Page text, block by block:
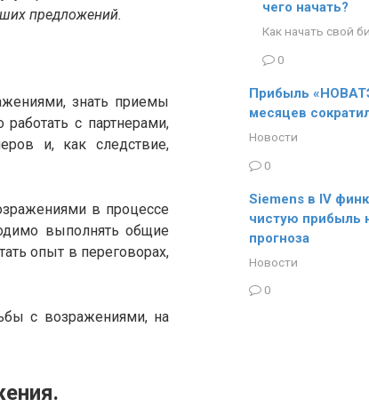
предложений.
знать приемы
с партнерами,
и, как следствие,
в процессе
выполнять общие
опыт в переговорах,
с возражениями, на
чего начать?
Как начать свой
0
Прибыль
месяцев
Новости
0
Siemens в IV
чистую прибыль
прогноза
Новости
0